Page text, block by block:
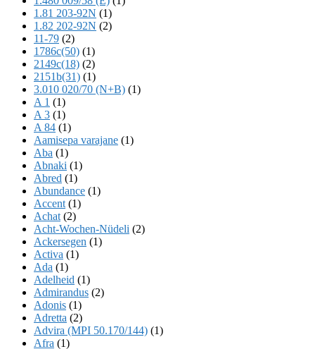
1.81 203-92N (1)
1.82 202-92N (2)
11-79 (2)
1786c(50) (1)
2149c(18) (2)
2151b(31) (1)
3.010 020/70 (N+B) (1)
A 1 (1)
A 3 (1)
A 84 (1)
Aamisepa varajane (1)
Aba (1)
Abnaki (1)
Abred (1)
Abundance (1)
Accent (1)
Achat (2)
Acht-Wochen-Nüdeli (2)
Ackersegen (1)
Activa (1)
Ada (1)
Adelheid (1)
Admirandus (2)
Adonis (1)
Adretta (2)
Advira (MPI 50.170/144) (1)
Afra (1)